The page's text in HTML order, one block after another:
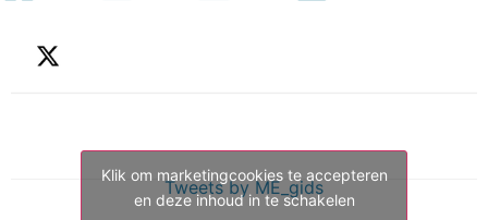
Tweets by ME_gids
Klik om marketingcookies te accepteren
en deze inhoud in te schakelen